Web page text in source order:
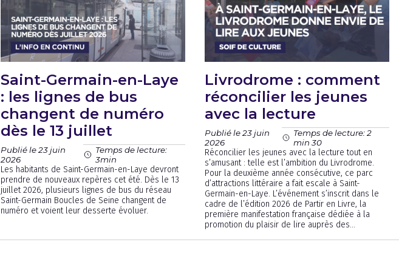
Saint-Germain-en-Laye
: les lignes de bus
changent de numéro
dès le 13 juillet
Publié le 23 juin
2026
Temps de lecture:
3min
Les habitants de Saint-Germain-en-Laye devront
prendre de nouveaux repères cet été. Dès le 13
juillet 2026, plusieurs lignes de bus du réseau
Saint-Germain Boucles de Seine changent de
numéro et voient leur desserte évoluer.
Livrodrome : comment
réconcilier les jeunes
avec la lecture
Publié le 23 juin
2026
Temps de lecture: 2
min 30
Réconcilier les jeunes avec la lecture tout en
s’amusant : telle est l’ambition du Livrodrome.
Pour la deuxième année consécutive, ce parc
d’attractions littéraire a fait escale à Saint-
Germain-en-Laye. L’événement s’inscrit dans le
cadre de l’édition 2026 de Partir en Livre, la
première manifestation française dédiée à la
promotion du plaisir de lire auprès des...